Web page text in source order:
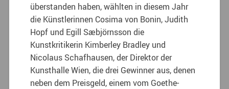
überstanden haben, wählten in diesem Jahr
die Künstlerinnen Cosima von Bonin, Judith
Hopf und Egill Sæbjörnsson die
Kunstkritikerin Kimberley Bradley und
Nicolaus Schafhausen, der Direktor der
Kunsthalle Wien, die drei Gewinner aus, denen
neben dem Preisgeld, einem vom Goethe-